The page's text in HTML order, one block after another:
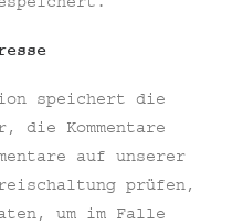
speichert die
die Kommentare
auf unserer
prüfen,
um im Falle